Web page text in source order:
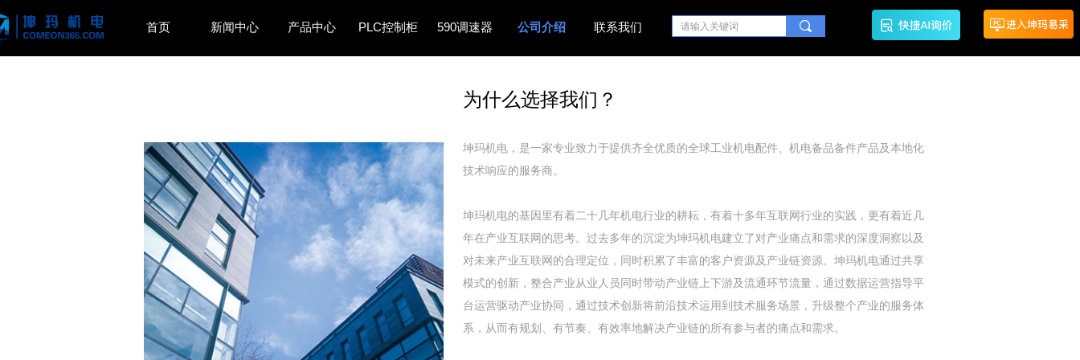
끠
首页 新闻中心 产品中心 PLC控制柜 590调速器 公司介绍 联系我们
为什么选择我们？
坤玛机电，是一家专业致力于提供齐全优质的全球工业机电配件、机电备品备件产品及本地化
技术响应的服务商。
坤玛机电的基因里有着二十几年机电行业的耕耘，有着十多年互联网行业的实践，更有着近几
年在产业互联网的思考。过去多年的沉淀为坤玛机电建立了对产业痛点和需求的深度洞察以及
对未来产业互联网的合理定位，同时积累了丰富的客户资源及产业链资源。坤玛机电通过共享
模式的创新，整合产业从业人员同时带动产业链上下游及流通环节流量，通过数据运营指导平
台运营驱动产业协同，通过技术创新将前沿技术运用到技术服务场景，升级整个产业的服务体
系，从而有规划、有节奏、有效率地解决产业链的所有参与者的痛点和需求。